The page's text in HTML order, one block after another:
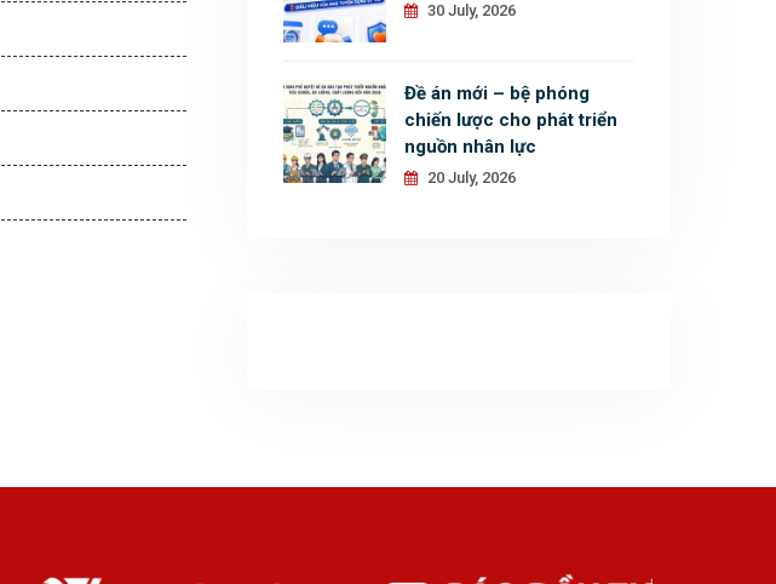
30 July, 2026
Đề án mới – bệ phóng
chiến lược cho phát triển
nguồn nhân lực
20 July, 2026